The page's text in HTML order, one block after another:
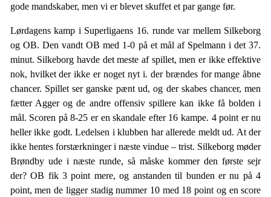
gode mandskaber, men vi er blevet skuffet et par gange før.
Lørdagens kamp i Superligaens 16. runde var mellem Silkeborg
og OB. Den vandt OB med 1-0 på et mål af Spelmann i det 37.
minut. Silkeborg havde det meste af spillet, men er ikke effektive
nok, hvilket der ikke er noget nyt i. der brændes for mange åbne
chancer. Spillet ser ganske pænt ud, og der skabes chancer, men
fætter Agger og de andre offensiv spillere kan ikke få bolden i
mål. Scoren på 8-25 er en skandale efter 16 kampe. 4 point er nu
heller ikke godt. Ledelsen i klubben har allerede meldt ud. At der
ikke hentes forstærkninger i næste vindue – trist. Silkeborg møder
Brøndby ude i næste runde, så måske kommer den første sejr
der? OB fik 3 point mere, og anstanden til bunden er nu på 4
point, men de ligger stadig nummer 10 med 18 point og en score